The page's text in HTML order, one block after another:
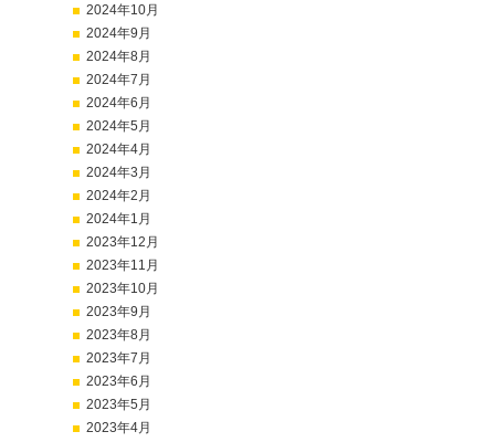
2024年10月
2024年9月
2024年8月
2024年7月
2024年6月
2024年5月
2024年4月
2024年3月
2024年2月
2024年1月
2023年12月
2023年11月
2023年10月
2023年9月
2023年8月
2023年7月
2023年6月
2023年5月
2023年4月